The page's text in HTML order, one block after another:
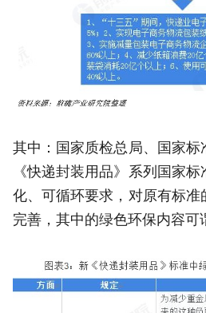
其中：国家质检总局、国家
《快递封装用品》系列国家
化、可循环要求，对原有标
完善，其中的绿色环保内容可